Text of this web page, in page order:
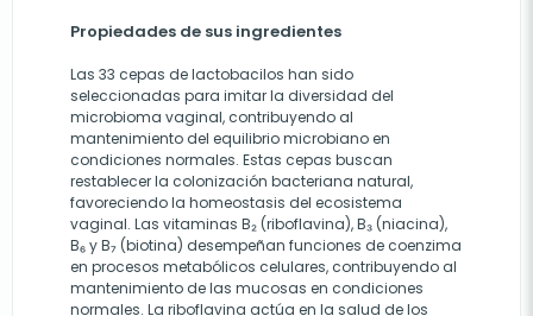
Propiedades de sus ingredientes
Las 33 cepas de lactobacilos han sido
seleccionadas para imitar la diversidad del
microbioma vaginal, contribuyendo al
mantenimiento del equilibrio microbiano en
condiciones normales. Estas cepas buscan
restablecer la colonización bacteriana natural,
favoreciendo la homeostasis del ecosistema
vaginal. Las vitaminas B₂ (riboflavina), B₃ (niacina),
B₆ y B₇ (biotina) desempeñan funciones de coenzima
en procesos metabólicos celulares, contribuyendo al
mantenimiento de las mucosas en condiciones
normales. La riboflavina actúa en la salud de los